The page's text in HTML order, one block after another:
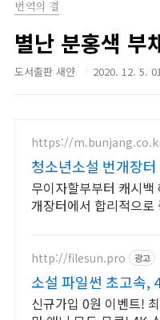
번역의 결
별난 분홍색 부
도서출판 새얀 2020. 12. 5.
https://
청소년소설 번개장
브랜드 중고거래
무이자할부부터 캐시백
개장터에서 합리적으로
상품 업로드
http://filesun.pro 광고
소설 파일썬 초고속,
보기!
신규가입 0원 이벤트!